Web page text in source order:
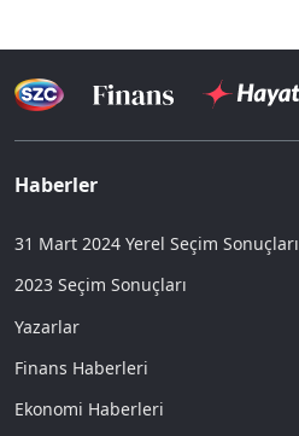
Haberler
31 Mart 2024 Yerel Seçim Sonuçları
2023 Seçim Sonuçları
Yazarlar
Finans Haberleri
Ekonomi Haberleri